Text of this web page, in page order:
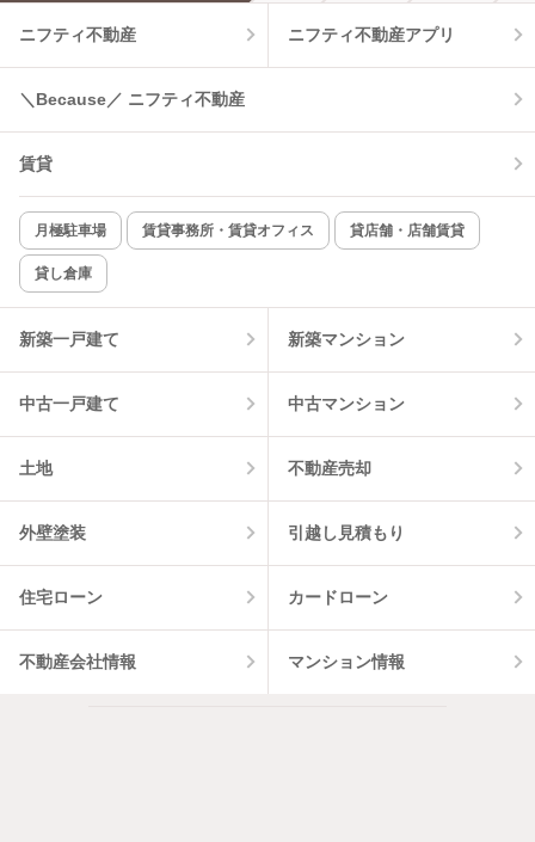
温水洗浄便座 オートロック
コンロ2口以上
新着のみ インターネット無料
該当件数:
5
ニフティ不動産 ニフティ不動産アプリ
＼Because／ ニフティ不動産
賃貸
月極駐車場 賃貸事務所・賃貸オフィス 貸店舗・店舗賃貸
貸し倉庫
新築一戸建て 新築マンション
中古一戸建て 中古マンション
土地 不動産売却
外壁塗装 引越し見積もり
住宅ローン カードローン
不動産会社情報 マンション情報